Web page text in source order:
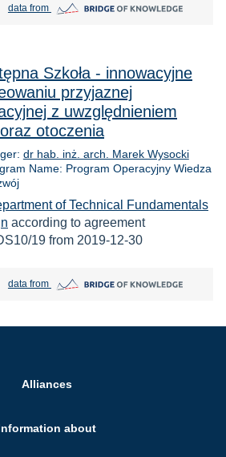
data from Bridge of Knowledge open in new tab
Szkoła - innowacyjne
przyjaznej
z uwzględnieniem
otoczenia
dr hab. inż. arch. Marek Wysocki
Name: Program Operacyjny Wiedza
of Technical Fundamentals
according to agreement
19 from 2019-12-30
data from Bridge of Knowledge open in new tab
Alliances
about